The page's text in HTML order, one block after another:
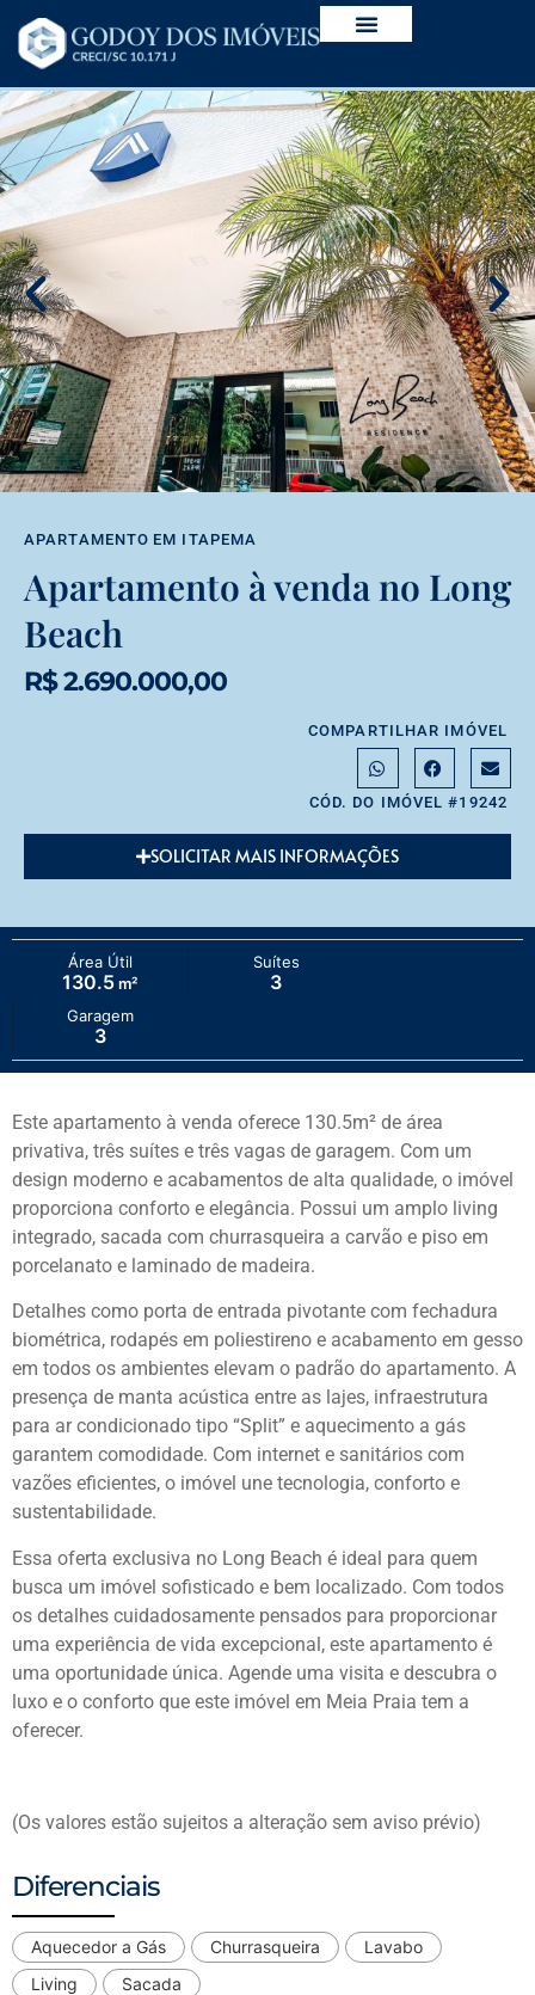
APARTAMENTO EM ITAPEMA
Apartamento à venda no Long
Beach
R$ 2.690.000,00
COMPARTILHAR IMÓVEL
CÓD. DO IMÓVEL #19242
SOLICITAR MAIS INFORMAÇÕES
Área Útil
130.5 m²
Suítes
3
Garagem
3
Este apartamento à venda oferece 130.5m² de área
privativa, três suítes e três vagas de garagem. Com um
design moderno e acabamentos de alta qualidade, o imóvel
proporciona conforto e elegância. Possui um amplo living
integrado, sacada com churrasqueira a carvão e piso em
porcelanato e laminado de madeira.
Detalhes como porta de entrada pivotante com fechadura
biométrica, rodapés em poliestireno e acabamento em gesso
em todos os ambientes elevam o padrão do apartamento. A
presença de manta acústica entre as lajes, infraestrutura
para ar condicionado tipo “Split” e aquecimento a gás
garantem comodidade. Com internet e sanitários com
vazões eficientes, o imóvel une tecnologia, conforto e
sustentabilidade.
Essa oferta exclusiva no Long Beach é ideal para quem
busca um imóvel sofisticado e bem localizado. Com todos
os detalhes cuidadosamente pensados para proporcionar
uma experiência de vida excepcional, este apartamento é
uma oportunidade única. Agende uma visita e descubra o
luxo e o conforto que este imóvel em Meia Praia tem a
oferecer.
(Os valores estão sujeitos a alteração sem aviso prévio)
Diferenciais
Aquecedor a Gás Churrasqueira
Lavabo
Living
Sacada